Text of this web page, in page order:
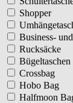
Shopper
Business-
Rucksäcke
Bügeltaschen
Crossbag
Hobo Bag
Halfmoon